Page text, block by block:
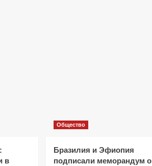
в
Общество
Бразилия и Эфиопия
подписали меморандум о